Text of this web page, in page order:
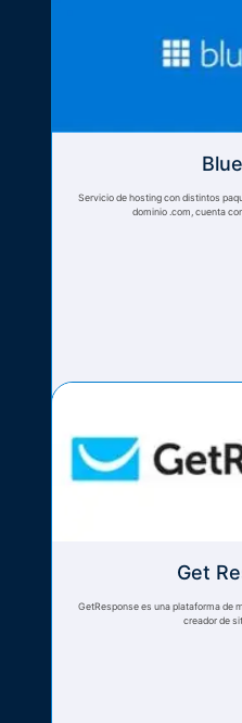
Servicio de hosting con distintos
dominio .com, cuenta
Get
GetResponse es una plataforma de
creador de